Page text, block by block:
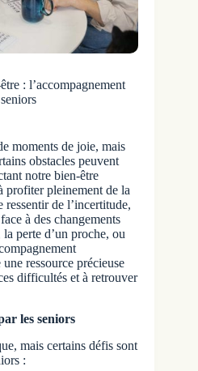
: l’accompagnement
moments de joie, mais
obstacles peuvent
notre bien-être
profiter pleinement de la
de l’incertitude,
à des changements
perte d’un proche, ou
ressource précieuse
difficultés et à retrouver
les seniors
mais certains défis sont
: